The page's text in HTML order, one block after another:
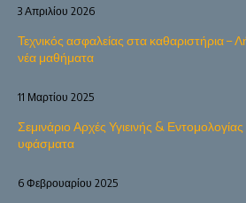
Τεχνικός ασφαλείας στα καθαριστήρια –
νέα μαθήματα
3 Απριλίου 2026
Σεμινάριο Αρχές Υγιεινής &
υφάσματα
11 Μαρτίου 2025
6 Φεβρουαρίου 2025